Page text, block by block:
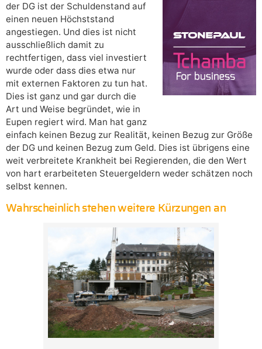
der DG ist der Schuldenstand auf
einen neuen Höchststand
angestiegen. Und dies ist nicht
ausschließlich damit zu
rechtfertigen, dass viel investiert
wurde oder dass dies etwa nur
mit externen Faktoren zu tun hat.
Dies ist ganz und gar durch die
Art und Weise begründet, wie in
Eupen regiert wird. Man hat ganz
einfach keinen Bezug zur Realität, keinen Bezug zur Größe
der DG und keinen Bezug zum Geld. Dies ist übrigens eine
weit verbreitete Krankheit bei Regierenden, die den Wert
von hart erarbeiteten Steuergeldern weder schätzen noch
selbst kennen.
Wahrscheinlich stehen weitere Kürzungen an